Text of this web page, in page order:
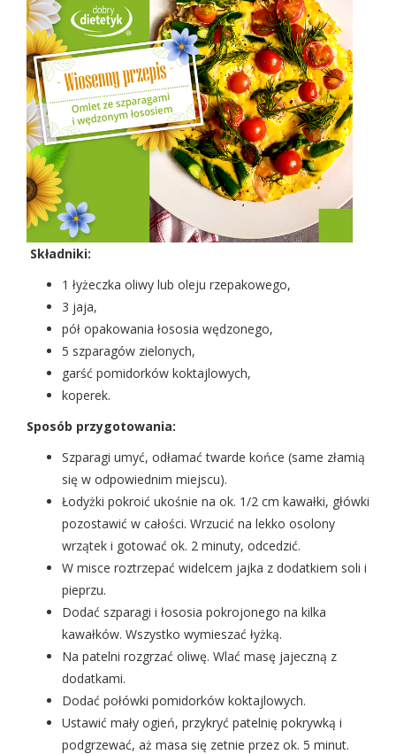
Składniki:
1 łyżeczka oliwy lub oleju rzepakowego,
3 jaja,
pół opakowania łososia wędzonego,
5 szparagów zielonych,
garść pomidorków koktajlowych,
koperek.
Sposób przygotowania:
Szparagi umyć, odłamać twarde końce (same złamią
się w odpowiednim miejscu).
Łodyżki pokroić ukośnie na ok. 1/2 cm kawałki, główki
pozostawić w całości. Wrzucić na lekko osolony
wrzątek i gotować ok. 2 minuty, odcedzić.
W misce roztrzepać widelcem jajka z dodatkiem soli i
pieprzu.
Dodać szparagi i łososia pokrojonego na kilka
kawałków. Wszystko wymieszać łyżką.
Na patelni rozgrzać oliwę. Wlać masę jajeczną z
dodatkami.
Dodać połówki pomidorków koktajlowych.
Ustawić mały ogień, przykryć patelnię pokrywką i
podgrzewać, aż masa się zetnie przez ok. 5 minut.